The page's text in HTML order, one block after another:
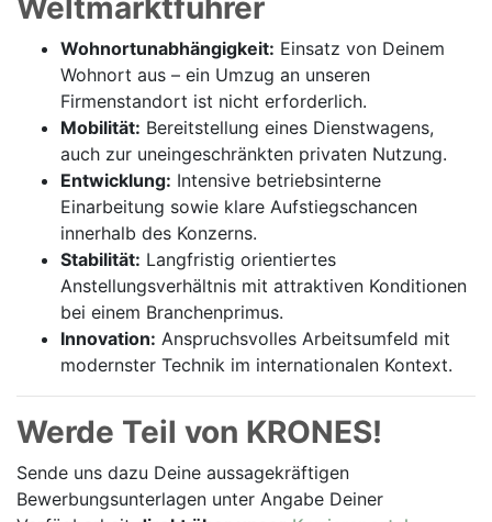
Weltmarktführer
Wohnortunabhängigkeit: Einsatz von Deinem
Wohnort aus – ein Umzug an unseren
Firmenstandort ist nicht erforderlich.
Mobilität: Bereitstellung eines Dienstwagens,
auch zur uneingeschränkten privaten Nutzung.
Entwicklung: Intensive betriebsinterne
Einarbeitung sowie klare Aufstiegschancen
innerhalb des Konzerns.
Stabilität: Langfristig orientiertes
Anstellungsverhältnis mit attraktiven Konditionen
bei einem Branchenprimus.
Innovation: Anspruchsvolles Arbeitsumfeld mit
modernster Technik im internationalen Kontext.
Werde Teil von KRONES!
Sende uns dazu Deine aussage­kräftigen
Bewerbungsunterlagen unter Angabe Deiner